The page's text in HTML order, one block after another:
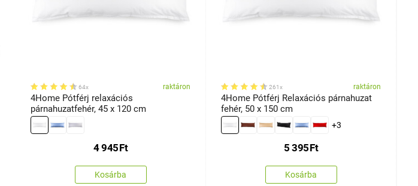
64x raktáron
4Home Pótférj relaxációs
párnahuzatfehér, 45 x 120 cm
4 945Ft
Kosárba
261x raktáron
4Home Pótférj Relaxációs párnahuzat
fehér, 50 x 150 cm
+3
5 395Ft
Kosárba